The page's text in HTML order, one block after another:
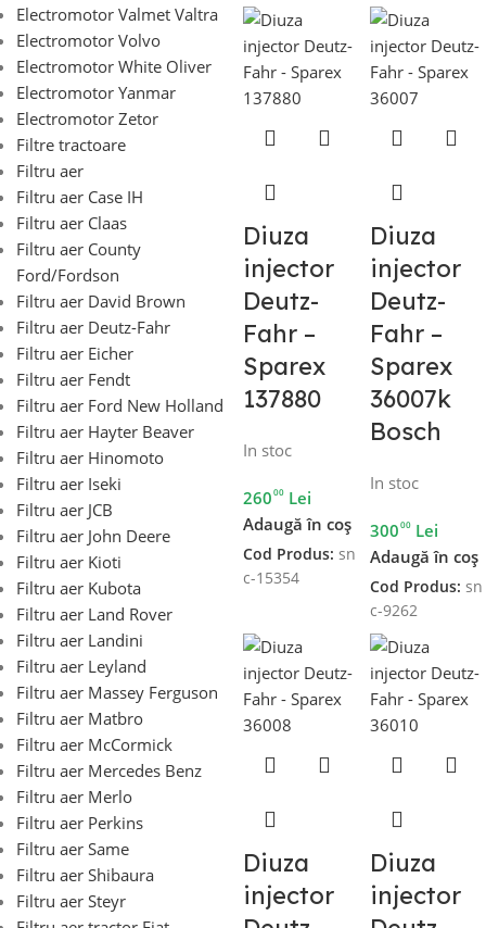
Electromotor Valmet Valtra
Electromotor Volvo
Electromotor White Oliver
Electromotor Yanmar
Electromotor Zetor
Filtre tractoare
Filtru aer
Filtru aer Case IH
Filtru aer Claas
Filtru aer County
Ford/Fordson
Filtru aer David Brown
Filtru aer Deutz-Fahr
Filtru aer Eicher
Filtru aer Fendt
Filtru aer Ford New Holland
Filtru aer Hayter Beaver
Filtru aer Hinomoto
Filtru aer Iseki
Filtru aer JCB
Filtru aer John Deere
Filtru aer Kioti
Filtru aer Kubota
Filtru aer Land Rover
Filtru aer Landini
Filtru aer Leyland
Filtru aer Massey Ferguson
Filtru aer Matbro
Filtru aer McCormick
Filtru aer Mercedes Benz
Filtru aer Merlo
Filtru aer Perkins
Filtru aer Same
Filtru aer Shibaura
Filtru aer Steyr
Diuza
injector
Deutz-
Fahr –
Sparex
137880
In stoc
26000 Lei
Adaugă în coș
Cod Produs: sn
c-15354
Diuza
injector
Deutz-
Fahr –
Sparex
36007k
Bosch
In stoc
30000 Lei
Adaugă în coș
Cod Produs: sn
c-9262
Diuza
injector
Diuza
injector